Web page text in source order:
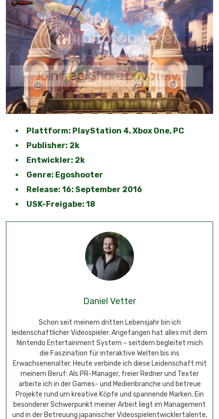
Plattform: PlayStation 4, Xbox One, PC
Publisher: 2k
Entwickler: 2k
Genre: Egoshooter
Release: 16: September 2016
USK-Freigabe: 18
Daniel Vetter
Schon seit meinem dritten Lebensjahr bin ich
leidenschaftlicher Videospieler. Angefangen hat alles mit dem
Nintendo Entertainment System – seitdem begleitet mich
die Faszination für interaktive Welten bis ins
Erwachsenenalter. Heute verbinde ich diese Leidenschaft mit
meinem Beruf: Als PR-Manager, freier Redner und Texter
arbeite ich in der Games- und Medienbranche und betreue
Projekte rund um kreative Köpfe und spannende Marken. Ein
besonderer Schwerpunkt meiner Arbeit liegt im Management
und in der Betreuung japanischer Videospielentwicklertalente,